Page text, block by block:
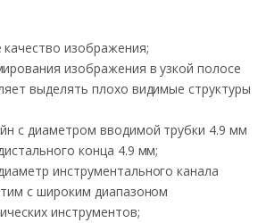
качество изображения;
изображения в узкой полосе
выделять плохо видимые структуры
с диаметром вводимой трубки 4.9 мм
конца 4.9 мм;
инструментального канала
с широким диапазоном
инструментов;